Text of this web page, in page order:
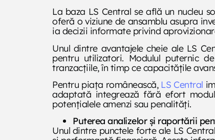
La baza LS Central se află un nucleu
oferă o viziune de ansamblu asupra
ia decizii informate privind
Unul dintre avantajele cheie ale LS
pentru utilizatori. Modulul puternic
tranzacțiile, în timp ce capacitățile
Pentru piața românească, LS Central
adaptată integrează fără efort
potențialele amenzi sau penalități.
Puterea analizelor și raportării
Unul dintre punctele forte ale LS